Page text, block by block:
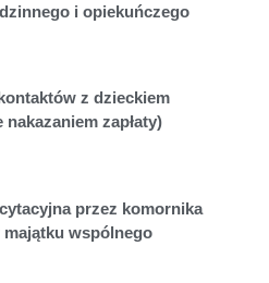
i opiekuńczego
z dzieckiem
zapłaty)
przez komornika
majątku wspólnego